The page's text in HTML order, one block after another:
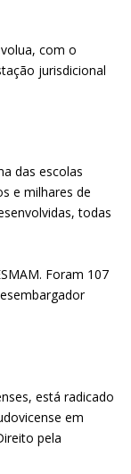
com o
jurisdicional
das escolas
e milhares de
todas
Foram 107
está radicado
em
pela